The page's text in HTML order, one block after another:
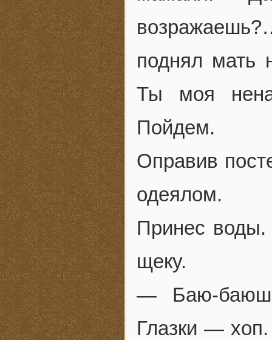
поднял мать
Ты моя
Пойдем.
Оправив
одеялом.
Принес
щеку.
— Баю-
Глазки —